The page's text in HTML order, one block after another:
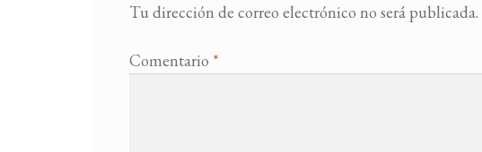
Tu dirección de correo electrónico no será publicada.
Comentario *